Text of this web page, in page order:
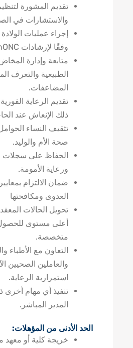
تقديم المشورة
والاستشارات في
إجراء عمليات الولادة
وفقًا لإرشادات BEmONC.
متابعة وإدارة المخاض
الطبيعية والتعرف
المضاعفات.
تقديم الرعاية
ذلك الإنعاش عند
تثقيف النساء
صحة الأم والوليد.
الحفاظ على سجلات
ورعاية الأمومة.
ضمان الالتزام
العدوى ومكافحتها
تحويل الحالات
أعلى مستوى
متخصصة.
التعاون مع الأطباء
والعاملين الصحيين
استمرارية الرعاية.
تنفيذ أي مهام أخرى
المدير المباشر.
الحد الأدنى من المؤهلات:
خريجة كلية أو معهد